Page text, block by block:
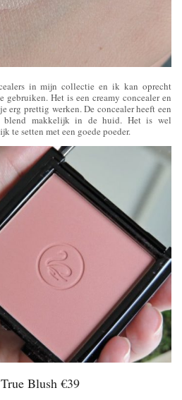
in mijn collectie en ik kan oprecht
Het is een creamy concealer en
prettig werken. De concealer heeft een
blend makkelijk in de huid. Het is wel
te setten met een goede poeder.
Blush €39